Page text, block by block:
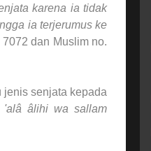
karena ia tidak
ia terjerumus ke
dan Muslim no.
jenis senjata kepada
'alâ âlihi wa sallam